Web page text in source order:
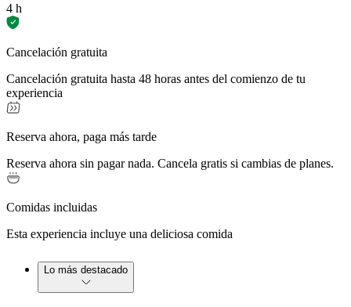
4 h
Cancelación gratuita
Cancelación gratuita hasta 48 horas antes del comienzo de tu
experiencia
Reserva ahora, paga más tarde
Reserva ahora sin pagar nada. Cancela gratis si cambias de planes.
Comidas incluidas
Esta experiencia incluye una deliciosa comida
Lo más destacado